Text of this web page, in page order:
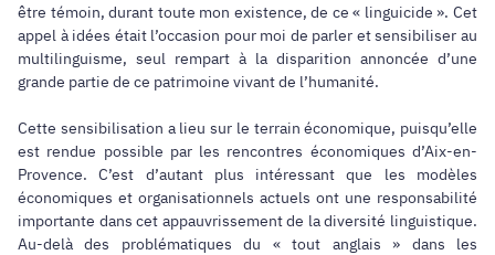
être témoin, durant toute mon existence, de ce « linguicide ». Cet
appel à idées était l’occasion pour moi de parler et sensibiliser au
multilinguisme, seul rempart à la disparition annoncée d’une
grande partie de ce patrimoine vivant de l’humanité.
Cette sensibilisation a lieu sur le terrain économique, puisqu’elle
est rendue possible par les rencontres économiques d’Aix-en-
Provence. C’est d’autant plus intéressant que les modèles
économiques et organisationnels actuels ont une responsabilité
importante dans cet appauvrissement de la diversité linguistique.
Au-delà des problématiques du « tout anglais » dans les